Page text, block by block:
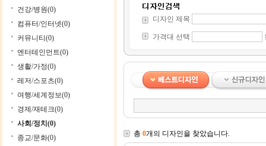
건강/병원(0)
컴퓨터/인터넷(0)
커뮤니티(0)
엔터테인먼트(0)
생활/가정(0)
레저/스포츠(0)
여행/세계정보(0)
경제/재테크(0)
사회/정치(0)
종교/문화(0)
디자인 제목
가격대 선택
총 0개의 디자인을 찾았습니다.